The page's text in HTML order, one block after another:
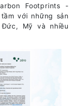
Footprints -
với những sản
Mỹ và nhiều